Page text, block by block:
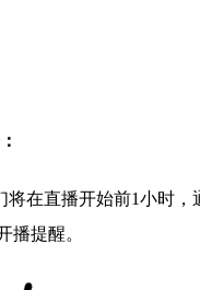
将在直播开始前1小时，
播提醒。